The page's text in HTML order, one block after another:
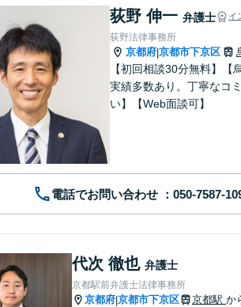
荻野 伸一 弁護士 イ
荻野法律事務所
京都府|京都市下京区
【初回相談30分無料】
実績多数あり。丁寧なコ
い】【Web面談可】
電話でお問い合わせ
代次 徹也 弁護士
京都駅前弁護士法律事務所
京都府|京都市下京区 京都駅 か